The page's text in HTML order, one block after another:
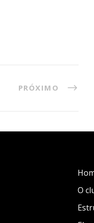
PRÓXIMO
O